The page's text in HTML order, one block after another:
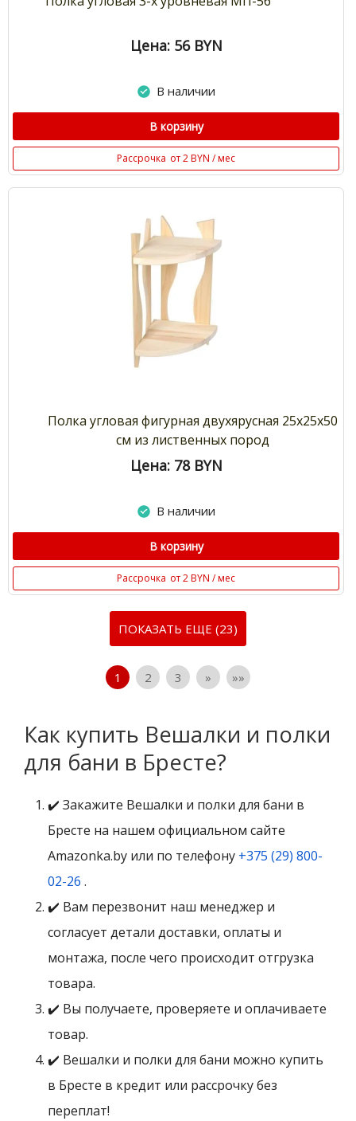
Цена: 56 BYN
В наличии
В корзину
Рассрочка от 2 BYN / мес
Полка угловая фигурная двухярусная 25х25х50
см из лиственных пород
Цена: 78 BYN
В наличии
В корзину
Рассрочка от 2 BYN / мес
ПОКАЗАТЬ ЕЩЕ (23)
1 2 3 » »»
Как купить Вешалки и полки
для бани в Бресте?
✔️ Закажите Вешалки и полки для бани в
Бресте на нашем официальном сайте
Amazonka.by или по телефону +375 (29) 800-
02-26 .
✔️ Вам перезвонит наш менеджер и
согласует детали доставки, оплаты и
монтажа, после чего происходит отгрузка
товара.
✔️ Вы получаете, проверяете и оплачиваете
товар.
✔️ Вешалки и полки для бани можно купить
в Бресте в кредит или рассрочку без
переплат!